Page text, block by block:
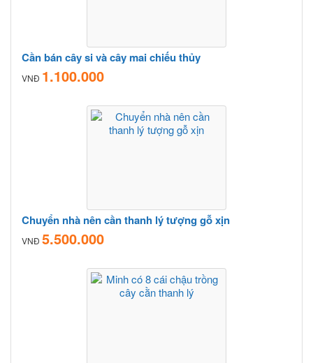
Cần bán cây si và cây mai chiếu thủy
VNĐ 1.100.000
Chuyển nhà nên cần thanh lý tượng gỗ xịn
VNĐ 5.500.000